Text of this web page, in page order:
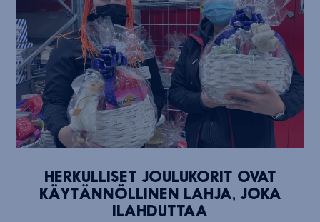
HERKULLISET JOULUKORIT OVAT
KÄYTÄNNÖLLINEN LAHJA, JOKA
ILAHDUTTAA